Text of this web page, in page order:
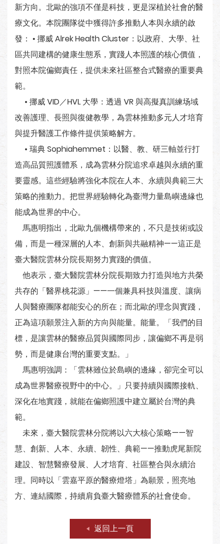
新方向。北歐的強項不僅是科技，更是深植於社會的醫
療文化。本院團隊從中獲得許多推動人本與永續的啟
發： • 挪威 Alrek Health Cluster：以政府、大學、社
區共同建構的健康生態系，實踐人本照護的核心價值，
對照本院偏鄉責任，提供未來社區整合式醫療的重要典
範。
• 挪威 VID／HVL 大學：透過 VR 與高擬真訓練场域
改善護理、長照與復健教學，為雲林推動多元人才培育
與提升醫護工作條件提供策略解方。
• 瑞典 Sophiahemmet：以醫、教、研三軸並行打
造高品質照護體系，成為雲林分院追求卓越與永續的重
要靈感。這些經驗將強化本院在人本、永續與典範三大
策略的推動力。把世界經驗轉化為臺灣力量島嶼邊緣也
能成為世界的中心。
馬惠明指出，北歐九個機構帶來的，不只是技術或設
備，而是一種深層的人本、創新與共融精神——這正是
臺大醫院雲林分院長期努力實踐的價值。
他表示，臺大醫院雲林分院長期致力打造與地方共榮
共存的「醫界桃花源」——一個兼具科技與溫度、讓病
人與醫療團隊都能安心的所在；而北歐的理念與實踐，
正為這項願景注入新的方向與能量。能量。「我們的目
標，是讓雲林的醫療品質與國際同步，讓偏鄉不再是弱
勢，而是健康台灣的重要支點。」
馬惠明強調：「雲林雖位於島嶼的邊緣，卻完全可以
成為世界醫療視野中的中心。」只要持續與國際接軌、
深化在地實踐，就能在偏鄉照護中建立屬於台灣的典
範。
未來，臺大醫院雲林分院將以六大核心策略——智
慧、創新、人本、永續、韌性、典範——推動虎尾新院
建設、智慧醫療發展、人才培育、社區整合與永續治
理。同時以「雲嘉平原的醫療燈塔」為願景，照亮地
方、連結國際，持續肩負臺大醫療體系的社會使命。
返回上一頁